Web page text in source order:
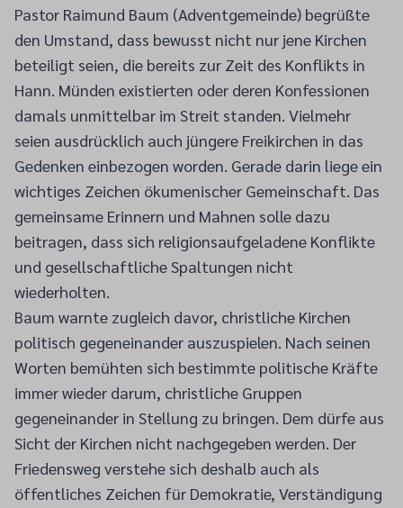
Pastor Raimund Baum (Adventgemeinde) begrüßte
den Umstand, dass bewusst nicht nur jene Kirchen
beteiligt seien, die bereits zur Zeit des Konflikts in
Hann. Münden existierten oder deren Konfessionen
damals unmittelbar im Streit standen. Vielmehr
seien ausdrücklich auch jüngere Freikirchen in das
Gedenken einbezogen worden. Gerade darin liege ein
wichtiges Zeichen ökumenischer Gemeinschaft. Das
gemeinsame Erinnern und Mahnen solle dazu
beitragen, dass sich religionsaufgeladene Konflikte
und gesellschaftliche Spaltungen nicht
wiederholten.
Baum warnte zugleich davor, christliche Kirchen
politisch gegeneinander auszuspielen. Nach seinen
Worten bemühten sich bestimmte politische Kräfte
immer wieder darum, christliche Gruppen
gegeneinander in Stellung zu bringen. Dem dürfe aus
Sicht der Kirchen nicht nachgegeben werden. Der
Friedensweg verstehe sich deshalb auch als
öffentliches Zeichen für Demokratie, Verständigung